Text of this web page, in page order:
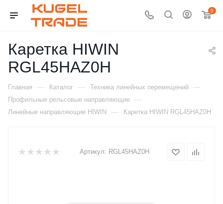
0
Каретка HIWIN
RGL45HAZ0H
Главная — Каталог — Техника линейных перемещений —
Профильные рельсовые направляющие —
Линейные направляющие HIWIN — Каретка HIWIN RGL45HAZ0H
Артикул: RGL45HAZ0H